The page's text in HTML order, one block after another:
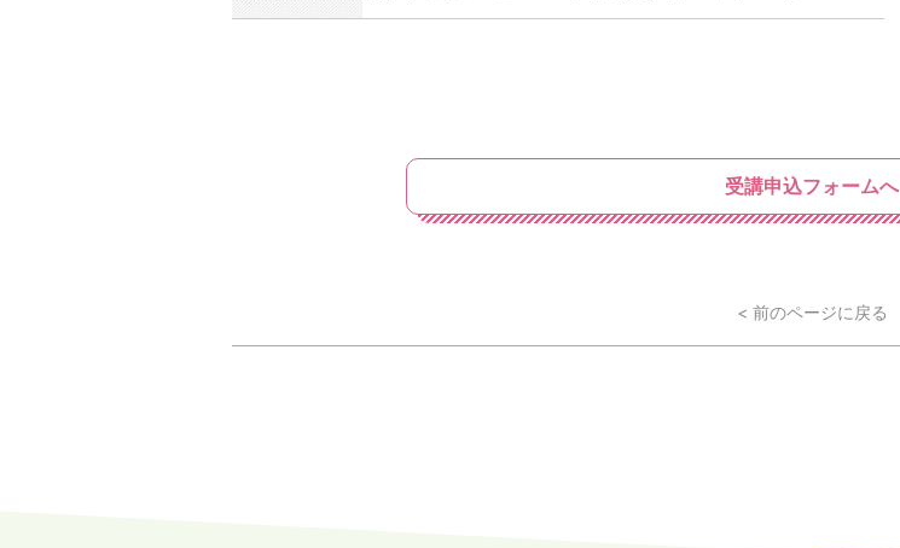
受講申込フォームへ
< 前のページに戻る